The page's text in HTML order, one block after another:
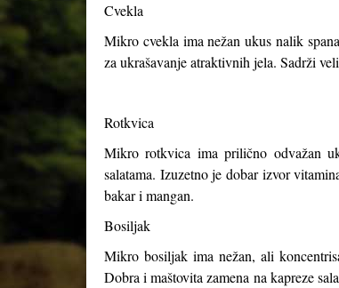
Cvekla
Mikro cvekla ima nežan ukus nalik
za ukrašavanje atraktivnih jela. Sadrži
Rotkvica
Mikro rotkvica ima prilično odvažan
salatama. Izuzetno je dobar izvor
bakar i mangan.
Bosiljak
Mikro bosiljak ima nežan, ali
Dobra i maštovita zamena na kapreze